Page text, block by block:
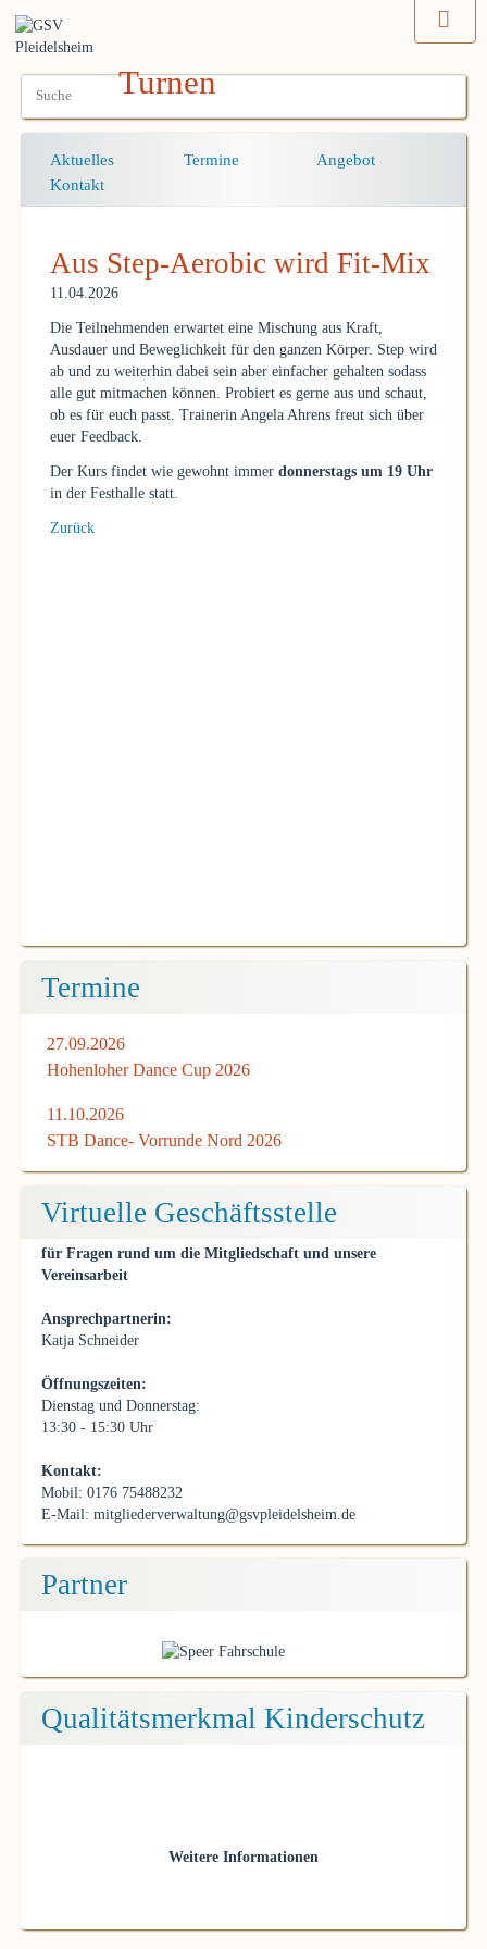
Turnen
Navigation
überspringen
Aktuelles Termine
Angebot
Kontakt
Aus Step-Aerobic wird Fit-Mix
11.04.2026
Die Teilnehmenden erwartet eine Mischung aus Kraft,
Ausdauer und Beweglichkeit für den ganzen Körper. Step wird
ab und zu weiterhin dabei sein aber einfacher gehalten sodass
alle gut mitmachen können. Probiert es gerne aus und schaut,
ob es für euch passt. Trainerin Angela Ahrens freut sich über
euer Feedback.
Der Kurs findet wie gewohnt immer donnerstags um 19 Uhr
in der Festhalle statt.
Zurück
Termine
27.09.2026
Hohenloher Dance Cup 2026
11.10.2026
STB Dance- Vorrunde Nord 2026
Virtuelle Geschäftsstelle
für Fragen rund um die Mitgliedschaft und unsere
Vereinsarbeit
Ansprechpartnerin:
Katja Schneider
Öffnungszeiten:
Dienstag und Donnerstag:
13:30 - 15:30 Uhr
Kontakt:
Mobil: 0176 75488232
E-Mail: mitgliederverwaltung@gsvpleidelsheim.de
Partner
Qualitätsmerkmal Kinderschutz
Weitere Informationen